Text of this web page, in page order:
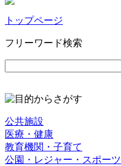
トップページ
フリーワード検索
公共施設
医療・健康
教育機関・子育て
公園・レジャー・スポーツ